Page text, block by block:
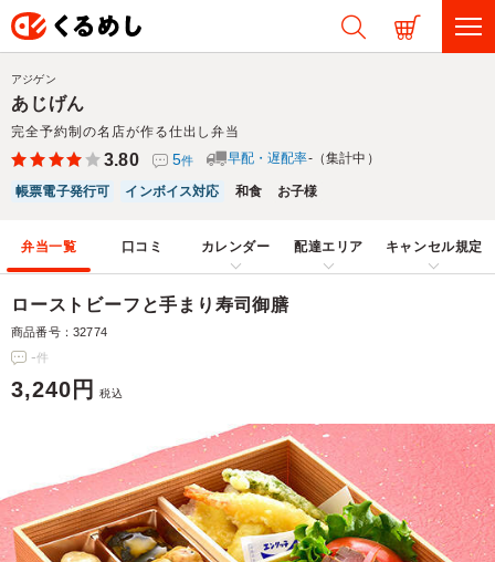
あじげん
完全予約制の名店が作る仕出し弁当
アジゲン
3.80 5件 早配・遅配率-（集計中）
帳票電子発行可 インボイス対応 和食 お子様
弁当一覧 口コミ カレンダー 配達エリア キャンセル規定
ローストビーフと手まり寿司御膳
商品番号：32774
-件
3,240円 税込